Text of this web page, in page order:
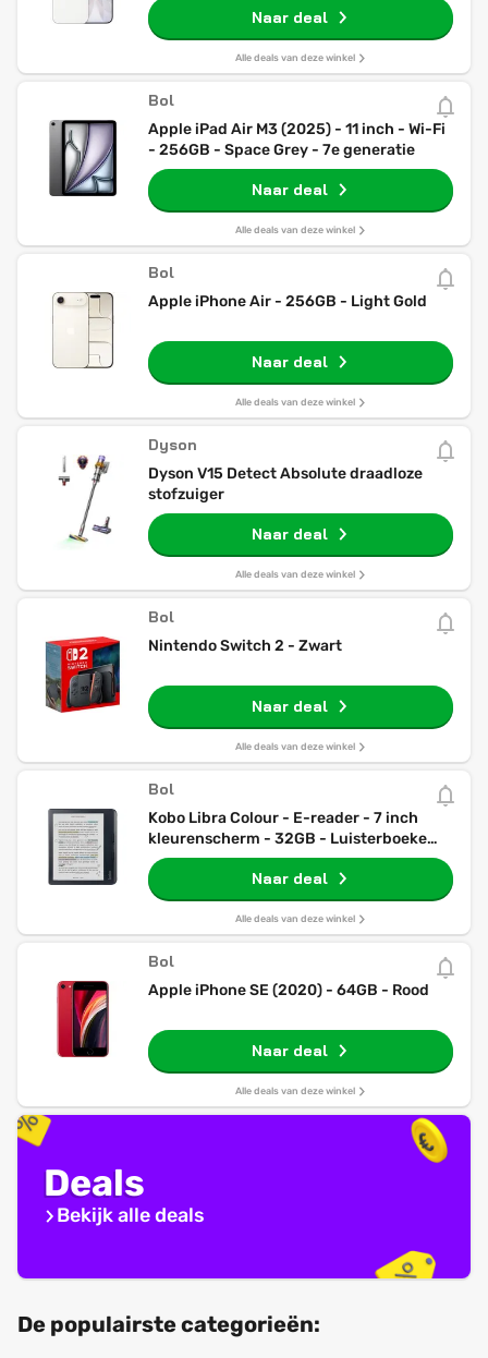
Naar deal
Alle deals van deze winkel
Bol
Apple iPad Air M3 (2025) - 11 inch - Wi-Fi
- 256GB - Space Grey - 7e generatie
Naar deal
Alle deals van deze winkel
Bol
Apple iPhone Air - 256GB - Light Gold
Naar deal
Alle deals van deze winkel
Dyson
Dyson V15 Detect Absolute draadloze
stofzuiger
Naar deal
Alle deals van deze winkel
Bol
Nintendo Switch 2 - Zwart
Naar deal
Alle deals van deze winkel
Bol
Kobo Libra Colour - E-reader - 7 inch
kleurenscherm - 32GB - Luisterboeken -
Zwart
Naar deal
Alle deals van deze winkel
Bol
Apple iPhone SE (2020) - 64GB - Rood
Naar deal
Alle deals van deze winkel
Deals
Bekijk alle deals
De populairste categorieën: